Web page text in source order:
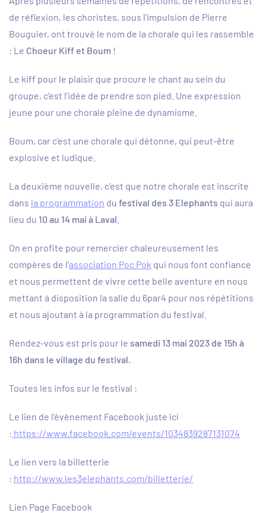
de réflexion, les choristes, sous l’impulsion de Pierre
Bouguier, ont trouvé le nom de la chorale qui les rassemble
: Le Choeur Kiff et Boum !
Le kiff pour le plaisir que procure le chant au sein du
groupe, c’est l’idée de prendre son pied. Une expression
jeune pour une chorale pleine de dynamisme.
Boum, car c’est une chorale qui détonne, qui peut-être
explosive et ludique.
La deuxième nouvelle, c’est que notre chorale est inscrite
dans la programmation du festival des 3 Elephants qui aura
lieu du 10 au 14 mai à Laval
On en profite pour remercier chaleureusement les
compères de l’association Poc Pok qui nous font confiance
et nous permettent de vivre cette belle aventure en nous
mettant à disposition la salle du 6par4 pour nos répétitions
et nous ajoutant à la programmation du festival.
Rendez-vous est pris pour le samedi 13 mai 2023 de 15h à
16h dans le village du festival.
Toutes les infos sur le festival :
Le lien de l’évènement Facebook juste ici
: https://www.facebook.com/events/1034839287131074
Le lien vers la billetterie
: http://www.les3elephants.com/billetterie/
Lien Page Facebook